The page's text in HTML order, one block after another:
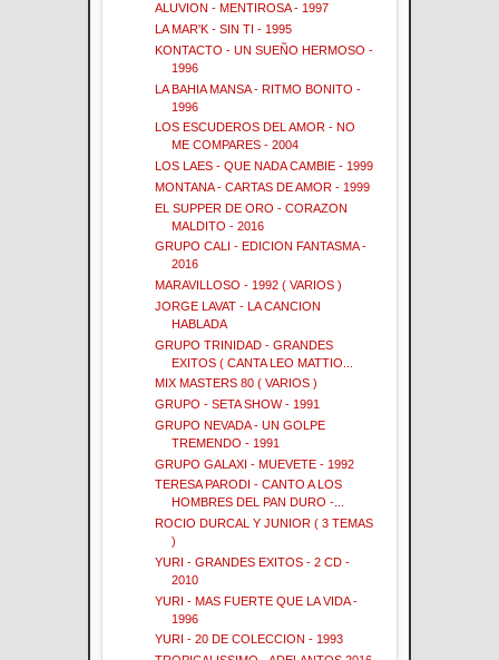
ALUVION - MENTIROSA - 1997
LA MAR'K - SIN TI - 1995
KONTACTO - UN SUEÑO HERMOSO -
1996
LA BAHIA MANSA - RITMO BONITO -
1996
LOS ESCUDEROS DEL AMOR - NO
ME COMPARES - 2004
LOS LAES - QUE NADA CAMBIE - 1999
MONTANA - CARTAS DE AMOR - 1999
EL SUPPER DE ORO - CORAZON
MALDITO - 2016
GRUPO CALI - EDICION FANTASMA -
2016
MARAVILLOSO - 1992 ( VARIOS )
JORGE LAVAT - LA CANCION
HABLADA
GRUPO TRINIDAD - GRANDES
EXITOS ( CANTA LEO MATTIO...
MIX MASTERS 80 ( VARIOS )
GRUPO - SETA SHOW - 1991
GRUPO NEVADA - UN GOLPE
TREMENDO - 1991
GRUPO GALAXI - MUEVETE - 1992
TERESA PARODI - CANTO A LOS
HOMBRES DEL PAN DURO -...
ROCIO DURCAL Y JUNIOR ( 3 TEMAS
)
YURI - GRANDES EXITOS - 2 CD -
2010
YURI - MAS FUERTE QUE LA VIDA -
1996
YURI - 20 DE COLECCION - 1993